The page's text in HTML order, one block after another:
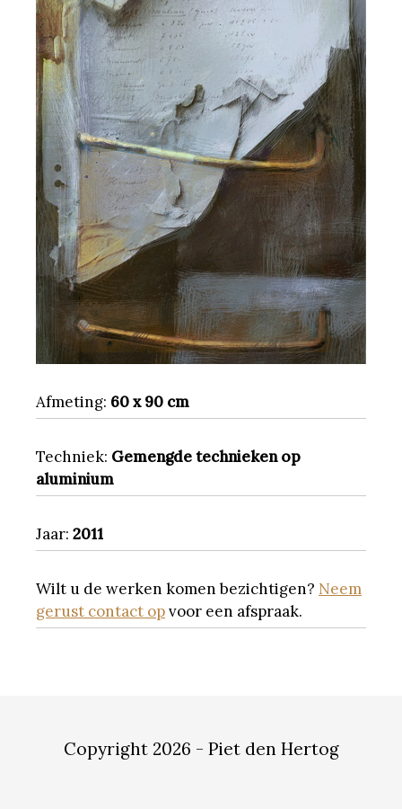
Afmeting: 60 x 90 cm
Techniek: Gemengde technieken op
aluminium
Jaar: 2011
Wilt u de werken komen bezichtigen? Neem
gerust contact opvoor een afspraak.
Copyright 2026 - Piet den Hertog